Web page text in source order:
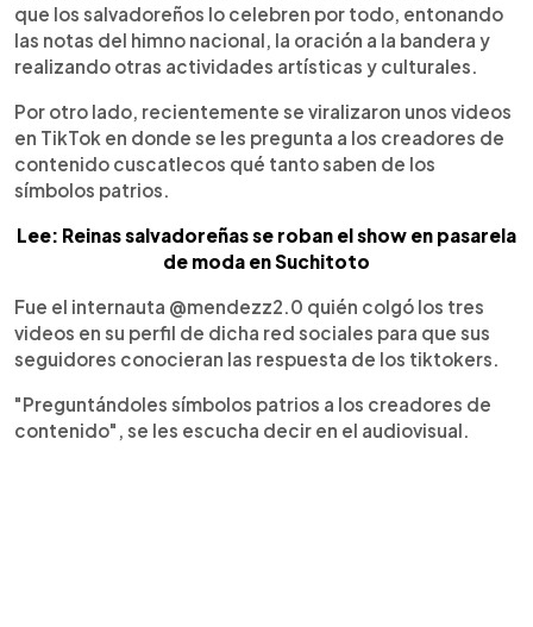
que los salvadoreños lo celebren por todo, entonando
las notas del himno nacional, la oración a la bandera y
realizando otras actividades artísticas y culturales.
Por otro lado, recientemente se viralizaron unos videos
en TikTok en donde se les pregunta a los creadores de
contenido cuscatlecos qué tanto saben de los
símbolos patrios.
Lee: Reinas salvadoreñas se roban el show en pasarela
de moda en Suchitoto
Fue el internauta @mendezz2.0 quién colgó los tres
videos en su perfil de dicha red sociales para que sus
seguidores conocieran las respuesta de los tiktokers.
"Preguntándoles símbolos patrios a los creadores de
contenido", se les escucha decir en el audiovisual.